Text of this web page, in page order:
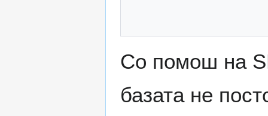
Со помош на
базата не